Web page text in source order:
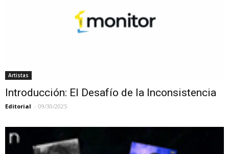
Artistas
Introducción: El Desafío de la Inconsistencia
Editorial - 09/30/2025